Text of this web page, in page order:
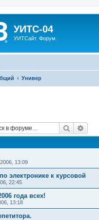
УИТС-04
УИТСайт. Форум.
Универ
Поиск
13:09
электронике к курсовой
22:45
года всех!
13:18